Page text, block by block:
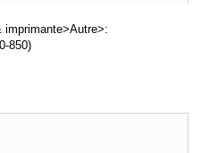
imprimante>Autre>:
850)